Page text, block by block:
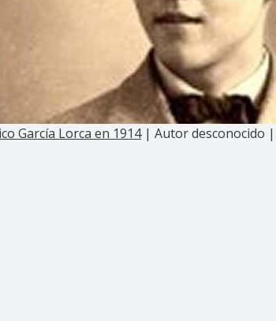
García Lorca en 1914| Autor desconocido |